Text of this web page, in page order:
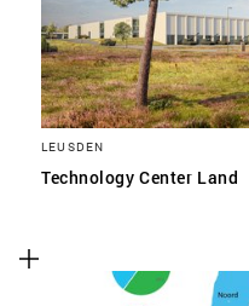
LEUSDEN
Technology Center Land